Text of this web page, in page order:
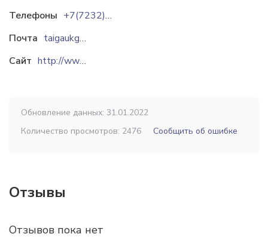
Телефоны
+7(7232) 26-56-10
Почта
taigaukg@gmail.com
Сайт
http://www.taiga-uk.kz
Обновление данных: 31.01.2022
Количество просмотров: 2476
Сообщить об ошибке
Отзывы
Отзывов пока нет